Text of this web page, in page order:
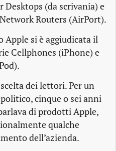
Desktops (da scrivania) e
Network Routers (AirPort).
si è aggiudicata il
Cellphones (iPhone) e
scelta dei lettori. Per un
cinque o sei anni
di prodotti Apple,
qualche
dell’azienda.